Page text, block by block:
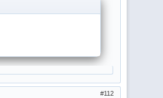
112